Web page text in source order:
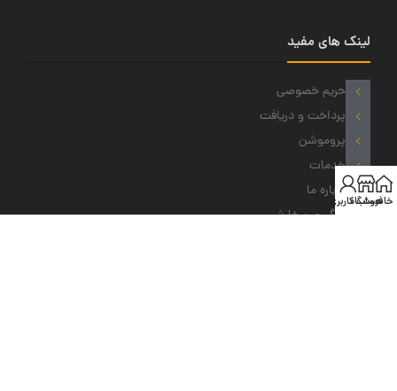
لینک های مفید
حریم خصوصی
پرداخت و دریافت
پروموشن
خدمات
درباره ما
پیگیری سفارش
خانهفروشگاه
حساب کاربری من